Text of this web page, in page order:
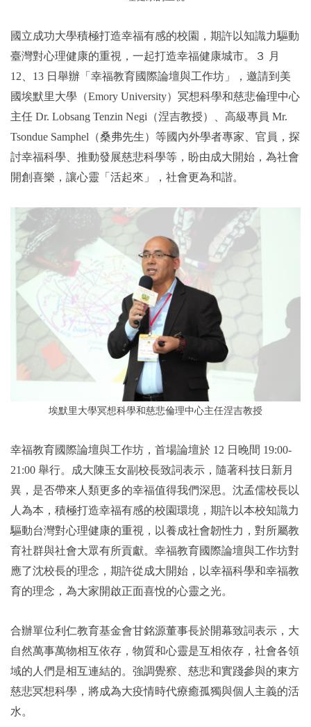
國立成功大學積極打造幸福有感的校園，期許以知識力驅動
臺灣對心理健康的重視，一起打造幸福健康城市。３ 月
12、13 日舉辦「幸福教育國際論壇與工作坊」，邀請到美
國埃默里大學（Emory University） 冥想科學和慈悲倫理中心
主任 Dr. Lobsang Tenzin Negi（涅吉教授）、高級專員 Mr.
Tsondue Samphel（桑弗先生）等國內外學者專家、官員，探
討幸福科學、推動發展慈悲科學等，盼由成大開始，為社會
開創喜樂，讓心靈「活起來」，社會更為和諧。
埃默里大學冥想科學和慈悲倫理中心主任涅吉教授
幸福教育國際論壇與工作坊，首場論壇於 12 日晚間 19:00-
21:00 舉行。成大陳玉女副校長致詞表示，隨著科技日新月
異，是否帶來人類更多的幸福值得我們深思。沈孟儒校長以
人為本，積極打造幸福有感的校園環境，期許以本校知識力
驅動台灣對心理健康的重視，以養成社會韌性力，對所屬教
育社群與社會大眾有所貢獻。幸福教育國際論壇與工作坊對
應了沈校長的理念，期許從成大開始，以幸福科學和幸福教
育的理念，為大家開啟正面喜悅的心靈之光。
合辦單位利仁教育基金會甘銘源董事長於開幕致詞表示，大
自然萬事萬物相互依存，物質和心靈是互相依存，社會各領
域的人們是相互連結的。強調覺察、慈悲和實踐參與的東方
慈悲冥想科學，將成為大疫情時代療癒孤獨與個人主義的活
水。